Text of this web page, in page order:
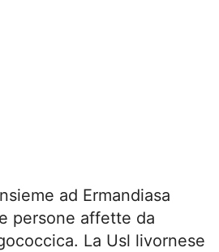
ad Ermandiasa
persone affette da
La Usl livornese